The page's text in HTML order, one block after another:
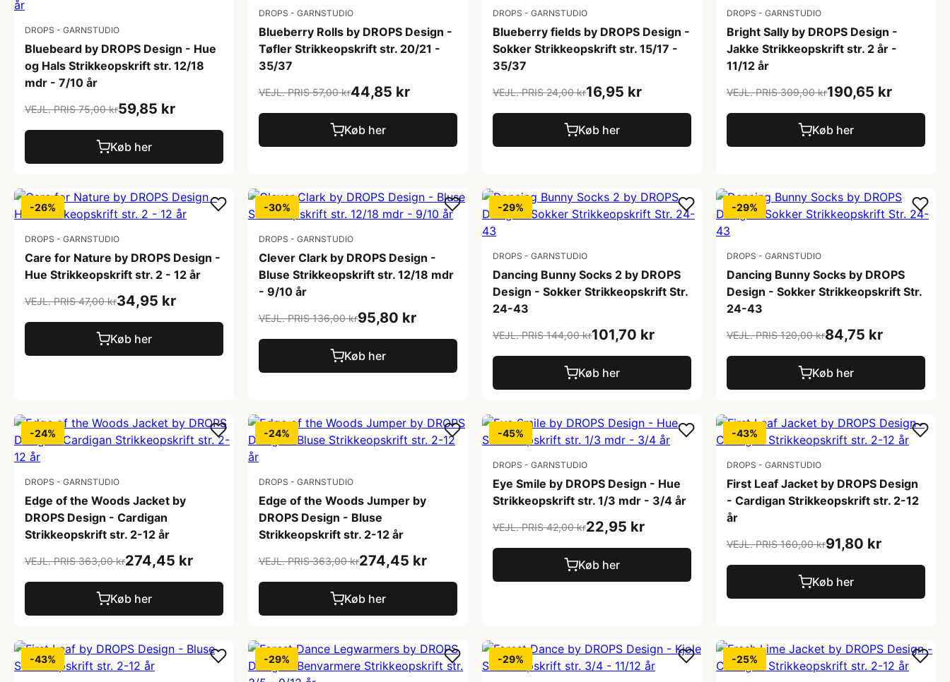
DROPS - GARNSTUDIO
Bluebeard by DROPS Design - Hue
og Hals Strikkeopskrift str. 12/18
mdr - 7/10 år
VEJL. PRIS 75,00 kr59,85 kr
Køb her
DROPS - GARNSTUDIO
Blueberry Rolls by DROPS Design -
Tøfler Strikkeopskrift str. 20/21 -
35/37
VEJL. PRIS 57,00 kr44,85 kr
Køb her
DROPS - GARNSTUDIO
Blueberry fields by DROPS Design -
Sokker Strikkeopskrift str. 15/17 -
35/37
VEJL. PRIS 24,00 kr16,95 kr
Køb her
DROPS - GARNSTUDIO
Bright Sally by DROPS Design -
Jakke Strikkeopskrift str. 2 år -
11/12 år
VEJL. PRIS 309,00 kr190,65 kr
Køb her
-26%
DROPS - GARNSTUDIO
Care for Nature by DROPS Design -
Hue Strikkeopskrift str. 2 - 12 år
VEJL. PRIS 47,00 kr34,95 kr
Køb her
-30%
DROPS - GARNSTUDIO
Clever Clark by DROPS Design -
Bluse Strikkeopskrift str. 12/18 mdr
- 9/10 år
VEJL. PRIS 136,00 kr95,80 kr
Køb her
-29%
DROPS - GARNSTUDIO
Dancing Bunny Socks 2 by DROPS
Design - Sokker Strikkeopskrift Str.
24-43
VEJL. PRIS 144,00 kr101,70 kr
Køb her
-29%
DROPS - GARNSTUDIO
Dancing Bunny Socks by DROPS
Design - Sokker Strikkeopskrift Str.
24-43
VEJL. PRIS 120,00 kr84,75 kr
Køb her
-24%
DROPS - GARNSTUDIO
Edge of the Woods Jacket by
DROPS Design - Cardigan
Strikkeopskrift str. 2-12 år
VEJL. PRIS 363,00 kr274,45 kr
Køb her
-24%
DROPS - GARNSTUDIO
Edge of the Woods Jumper by
DROPS Design - Bluse
Strikkeopskrift str. 2-12 år
VEJL. PRIS 363,00 kr274,45 kr
Køb her
-45%
DROPS - GARNSTUDIO
Eye Smile by DROPS Design - Hue
Strikkeopskrift str. 1/3 mdr - 3/4 år
VEJL. PRIS 42,00 kr22,95 kr
Køb her
-43%
DROPS - GARNSTUDIO
First Leaf Jacket by DROPS Design
- Cardigan Strikkeopskrift str. 2-12
år
VEJL. PRIS 160,00 kr91,80 kr
Køb her
-43% -29% -29% -25%